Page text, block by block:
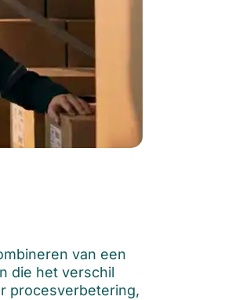
van een
die het verschil
procesverbetering,